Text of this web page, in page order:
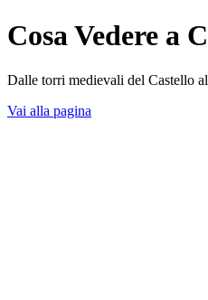
Cosa Vedere a
Dalle torri medievali del Castello
Vai alla pagina